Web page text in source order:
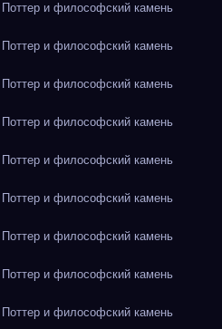
и философский камень
и философский камень
и философский камень
и философский камень
и философский камень
и философский камень
и философский камень
и философский камень
и философский камень